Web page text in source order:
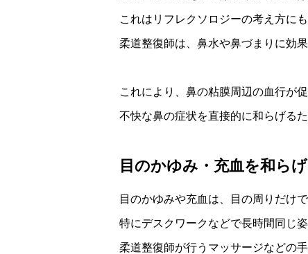
これはリフレクソロジーの考え方に
柔道整復師は、鼻水や鼻づまりに効
これにより、鼻の粘膜周辺の血行が
不快な鼻の症状を直接的に和らげる
目のかゆみ・充血を和ら
目のかゆみや充血は、目の周りだけ
特にデスクワークなどで長時間同じ
柔道整復師が行うマッサージなどの